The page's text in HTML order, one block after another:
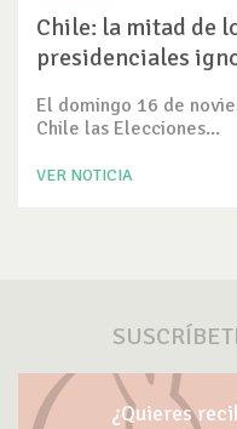
Chile: la mitad de
presidenciales
El domingo 16 de
Chile las Elecciones...
VER NOTICIA
¿Quieres